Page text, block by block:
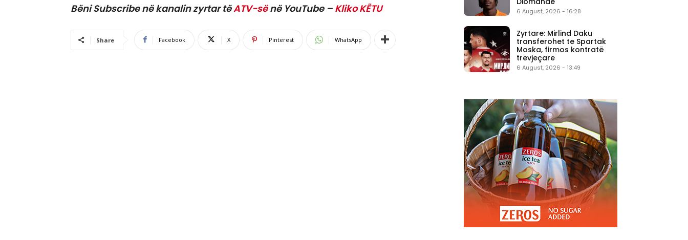
Bëni Subscribe në kanalin zyrtar tëATV-sënë YouTube – Kliko KËTU
Share Facebook X Pinterest WhatsApp
6 August, 2026 - 16:28
Zyrtare: Mirlind Daku
transferohet te Spartak
Moska, firmos kontratë
trevjeçare
6 August, 2026 - 13:49